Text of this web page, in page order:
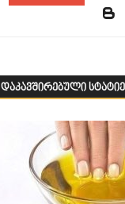
დაკავშირებული